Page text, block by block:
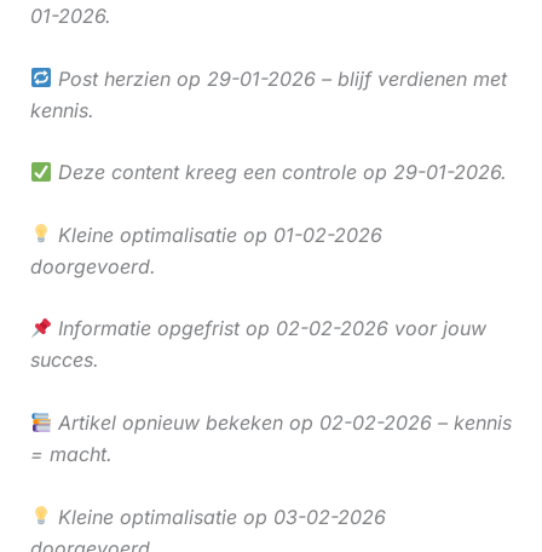
01-2026.
Post herzien op 29-01-2026 – blijf verdienen met
kennis.
Deze content kreeg een controle op 29-01-2026.
Kleine optimalisatie op 01-02-2026
doorgevoerd.
Informatie opgefrist op 02-02-2026 voor jouw
succes.
Artikel opnieuw bekeken op 02-02-2026 – kennis
= macht.
Kleine optimalisatie op 03-02-2026